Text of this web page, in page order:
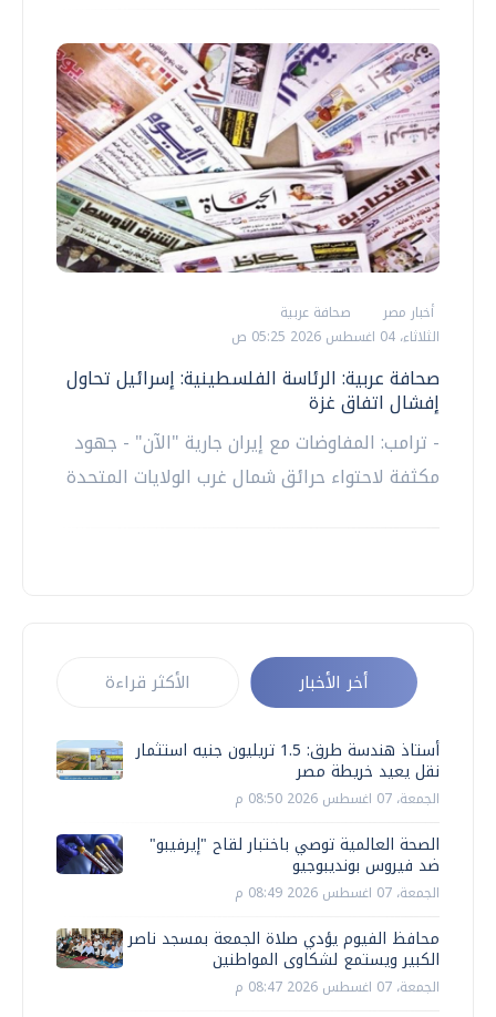
أخبار مصر
صحافة عربية
الثلاثاء، 04 اغسطس 2026 05:25 ص
صحافة عربية: الرئاسة الفلسطينية: إسرائيل تحاول
إفشال اتفاق غزة
- ترامب: المفاوضات مع إيران جارية "الآن" - جهود
مكثفة لاحتواء حرائق شمال غرب الولايات المتحدة
أخر الأخبار الأكثر قراءة
أستاذ هندسة طرق: 1.5 تريليون جنيه استثمار
نقل يعيد خريطة مصر
الجمعة، 07 اغسطس 2026 08:50 م
الصحة العالمية توصي باختبار لقاح "إيرفيبو"
ضد فيروس بونديبوجيو
الجمعة، 07 اغسطس 2026 08:49 م
محافظ الفيوم يؤدي صلاة الجمعة بمسجد ناصر
الكبير ويستمع لشكاوى المواطنين
الجمعة، 07 اغسطس 2026 08:47 م